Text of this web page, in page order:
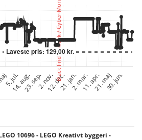
10696 - LEGO Kreativt byggeri -